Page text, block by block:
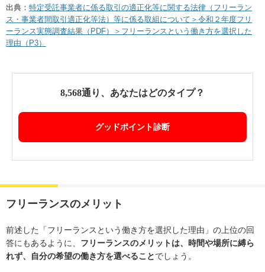
出典： 特定受託事業者に係る取引の適正化等に関する法律（フリーラン
ス・事業者間取引適正化等法）等に係る取組について＞令和２年度フリ
ーランス実態調査結果（PDF）＞フリーランスという働き方を選択した
理由（P3）
8,568通り、あなたはどのタイプ？
グッドポイント診断
フリーランスのメリット
前述した「フリーランスという働き方を選択した理由」の上位の回
答にもあるように、 フリーランスのメリットは、時間や場所に縛ら
れず、自分の希望の働き方を選べることでしょう。